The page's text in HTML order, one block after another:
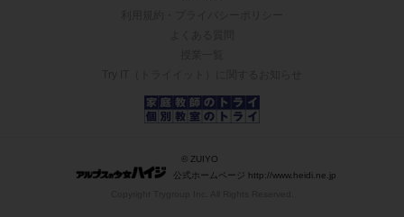
© ZUIYO
公式ホームページ http://www.heidi.ne.jp